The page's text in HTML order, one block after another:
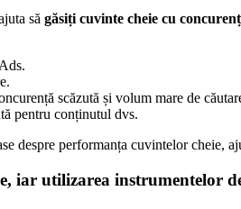
să găsiți cuvinte cheie cu
scăzută și volum mare de
pentru conținutul dvs.
despre performanța cuvintelor cheie,
iar utilizarea instrumentelor